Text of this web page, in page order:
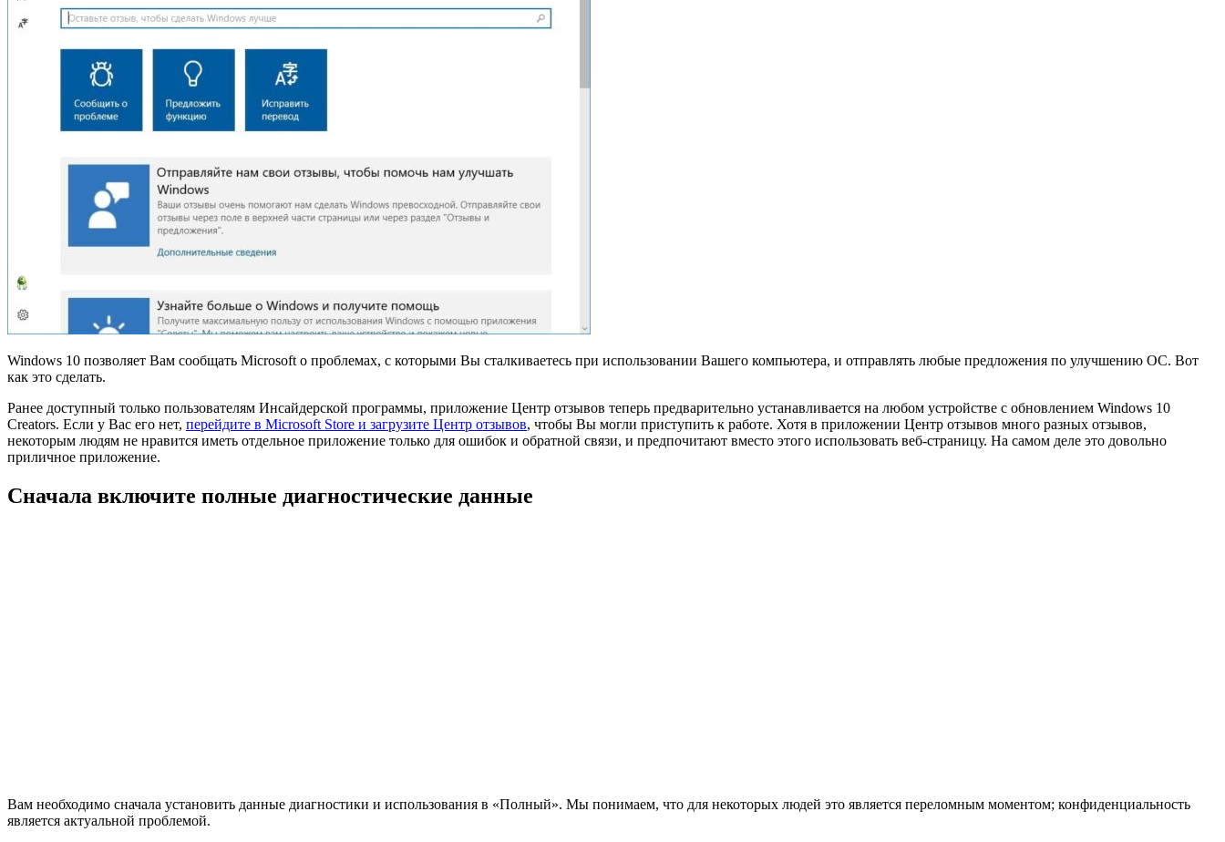
Windows 10 позволяет Вам сообщать Microsoft о проблемах, с которыми Вы сталкиваетесь при использовании Вашего компьютера, и отправлять любые предложения по улучшению ОС. Вот
как это сделать.
Ранее доступный только пользователям Инсайдерской программы, приложение Центр отзывов теперь предварительно устанавливается на любом устройстве с обновлением Windows 10
Creators. Если у Вас его нет, перейдите в Microsoft Store и загрузите Центр отзывов, чтобы Вы могли приступить к работе. Хотя в приложении Центр отзывов много разных отзывов,
некоторым людям не нравится иметь отдельное приложение только для ошибок и обратной связи, и предпочитают вместо этого использовать веб-страницу. На самом деле это довольно
приличное приложение.
Сначала включите полные диагностические данные
Вам необходимо сначала установить данные диагностики и использования в «Полный». Мы понимаем, что для некоторых людей это является переломным моментом; конфиденциальность
является актуальной проблемой.